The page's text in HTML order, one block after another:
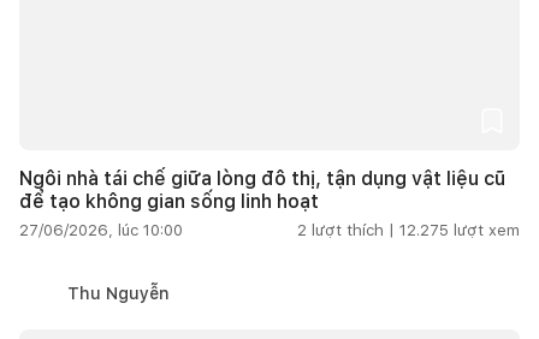
Ngôi nhà tái chế giữa lòng đô thị, tận dụng vật liệu cũ
để tạo không gian sống linh hoạt
27/06/2026, lúc 10:00 2 lượt thích | 12.275 lượt xem
Thu Nguyễn